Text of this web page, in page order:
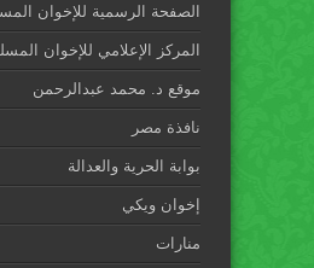
الصفحة الرسمية للإخوان
المركز الإعلامي للإخوان
موقع د. محمد عبدالرحمن
نافذة مصر
بوابة الحرية والعدالة
إخوان ويكي
منارات